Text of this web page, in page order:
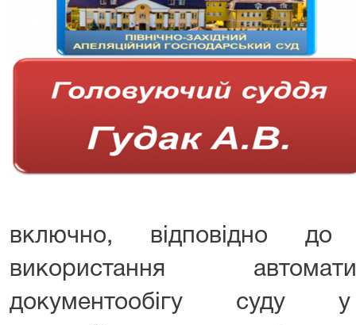
включно, відповідно
використання
документообігу суду у